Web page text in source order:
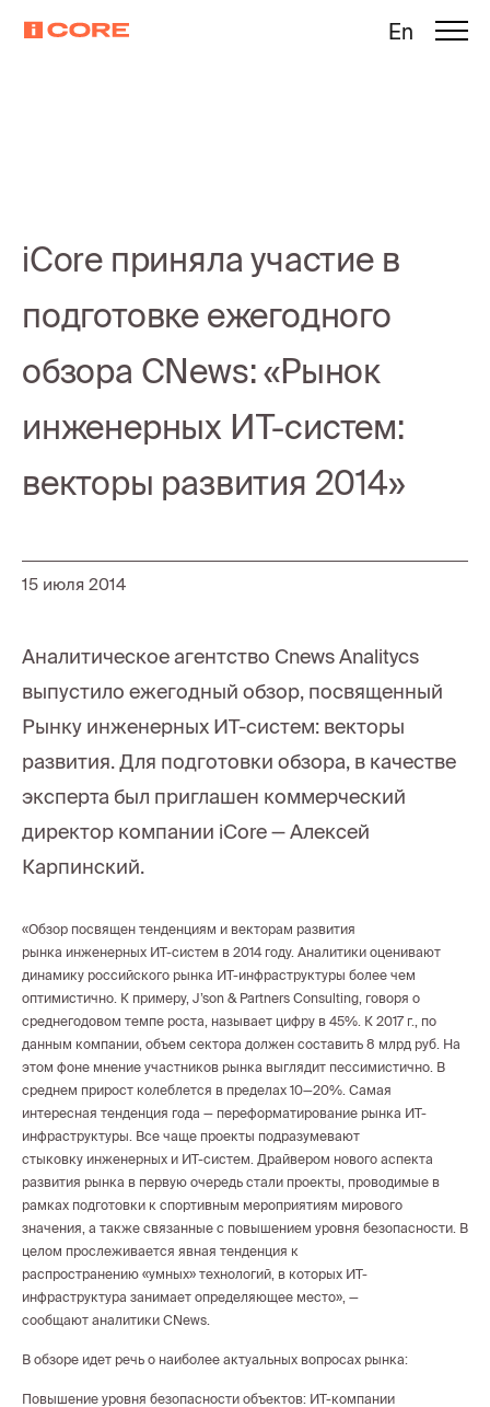
En
iCore приняла участие в
подготовке ежегодного
обзора CNews: «Рынок
инженерных ИТ-систем:
векторы развития 2014»
15 июля 2014
Аналитическое агентство Cnews Analitycs
выпустило ежегодный обзор, посвященный
Рынку инженерных ИТ-систем: векторы
развития. Для подготовки обзора, в качестве
эксперта был приглашен коммерческий
директор компании iCore — Алексей
Карпинский.
«Обзор посвящен тенденциям и векторам развития
рынка инженерных ИТ-систем в 2014 году. Аналитики оценивают
динамику российского рынка ИТ-инфраструктуры более чем
оптимистично. К примеру, J’son & Partners Consulting, говоря о
среднегодовом темпе роста, называет цифру в 45%. К 2017 г., по
данным компании, объем сектора должен составить 8 млрд руб. На
этом фоне мнение участников рынка выглядит пессимистично. В
среднем прирост колеблется в пределах 10—20%. Самая
интересная тенденция года — переформатирование рынка ИТ-
инфраструктуры. Все чаще проекты подразумевают
стыковку инженерных и ИТ-систем. Драйвером нового аспекта
развития рынка в первую очередь стали проекты, проводимые в
рамках подготовки к спортивным мероприятиям мирового
значения, а также связанные с повышением уровня безопасности. В
целом прослеживается явная тенденция к
распространению «умных» технологий, в которых ИТ-
инфраструктура занимает определяющее место», —
сообщают аналитики CNews.
В обзоре идет речь о наиболее актуальных вопросах рынка:
Повышение уровня безопасности объектов: ИТ-компании